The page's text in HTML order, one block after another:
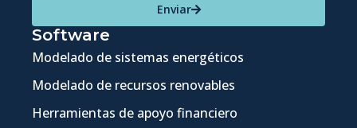
Enviar
Software
Modelado de sistemas energéticos
Modelado de recursos renovables
Herramientas de apoyo financiero